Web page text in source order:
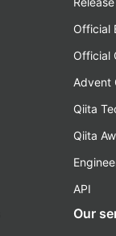
Official
Official
Advent
Qiita
Qiita
API
Our